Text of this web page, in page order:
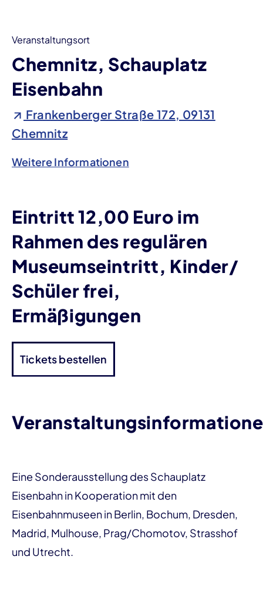
Veranstaltungsort
Chemnitz, Schauplatz
Eisenbahn
Frankenberger Straße 172, 09131
Chemnitz
Weitere Informationen
Eintritt 12,00 Euro im
Rahmen des regulären
Museumseintritt, Kinder/
Schüler frei,
Ermäßigungen
Tickets bestellen
Eine Sonderausstellung des Schauplatz
Eisenbahn in Kooperation mit den
Eisenbahnmuseen in Berlin, Bochum, Dresden,
Madrid, Mulhouse, Prag/Chomotov, Strasshof
und Utrecht.